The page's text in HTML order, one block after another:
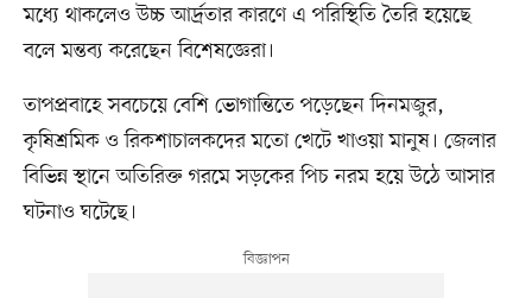
মধ্যে থাকলেও উচ্চ আর্দ্রতার কারণে এ পরিস্থিতি তৈরি হয়েছে
বলে মন্তব্য করেছেন বিশেষজ্ঞেরা।
তাপপ্রবাহে সবচেয়ে বেশি ভোগান্তিতে পড়েছেন দিনমজুর,
কৃষিশ্রমিক ও রিকশাচালকদের মতো খেটে খাওয়া মানুষ। জেলার
বিভিন্ন স্থানে অতিরিক্ত গরমে সড়কের পিচ নরম হয়ে উঠে আসার
ঘটনাও ঘটেছে।